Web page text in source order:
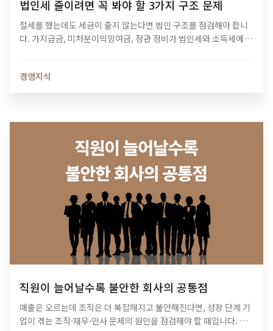
법인세 줄이려면 꼭 봐야 할 3가지 구조 문제
절세를 했는데도 세금이 줄지 않는다면 법인 구조를 점검해야 합니
다. 가지급금, 미처분이익잉여금, 정관 정비가 법인세와 소득세에 미
경영지식
직원이 늘어날수록 불안한 회사의 공통점
매출은 오르는데 조직은 더 복잡해지고 불안해진다면, 성장 단계 기
업이 겪는 조직·재무·인사 문제의 원인을 점검해야 할 때입니다. 티